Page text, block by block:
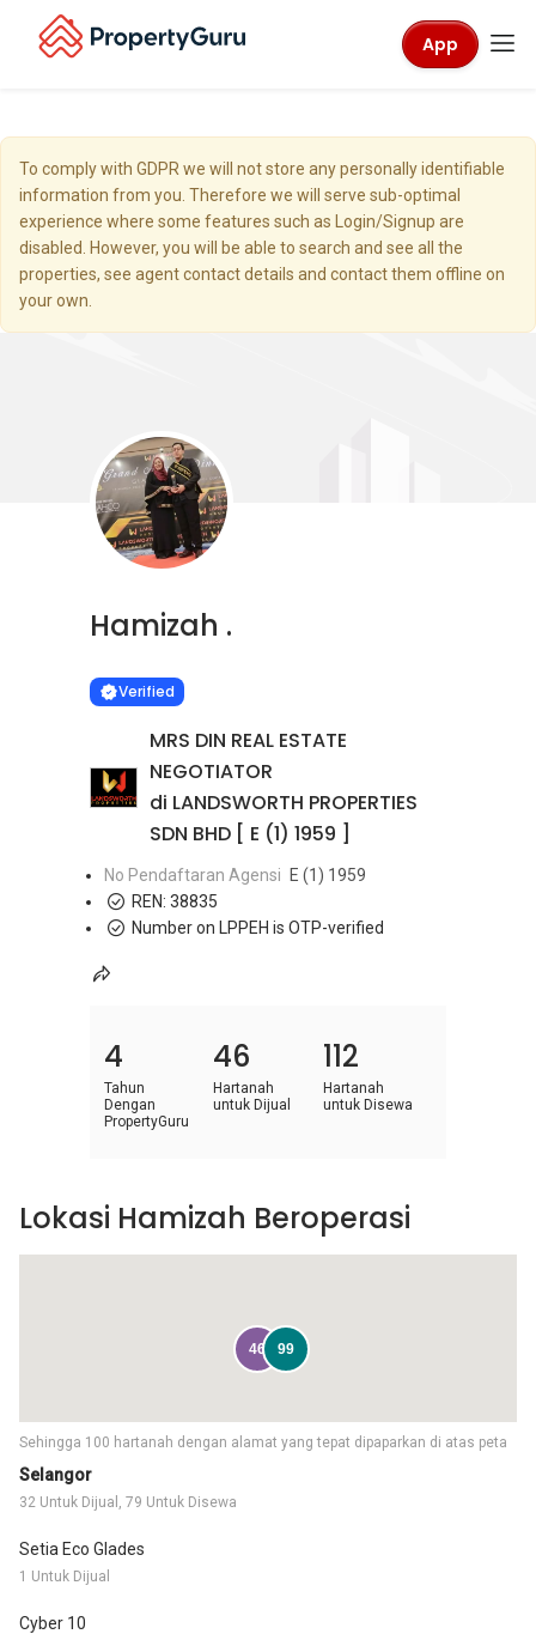
App
To comply with GDPR we will not store any personally identifiable
information from you. Therefore we will serve sub-optimal
experience where some features such as Login/Signup are
disabled. However, you will be able to search and see all the
properties, see agent contact details and contact them offline on
your own.
Hamizah .
VERIFIED
Verified
MRS DIN REAL ESTATE
NEGOTIATOR
di LANDSWORTH PROPERTIES
SDN BHD [ E (1) 1959 ]
No Pendaftaran Agensi
E (1) 1959
REN: 38835
Number on LPPEH is OTP-verified
4
Tahun
Dengan
PropertyGuru
46
Hartanah
untuk Dijual
112
Hartanah
untuk Disewa
Selangor
32 Untuk Dijual, 79 Untuk Disewa
Setia Eco Glades
1 Untuk Dijual
Cyber 10
Sehingga 100 hartanah dengan alamat yang tepat dipaparkan di atas peta
46 99
Lokasi Hamizah Beroperasi
Learn more